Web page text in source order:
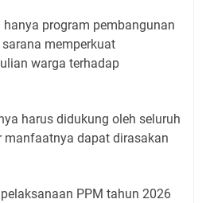
program pembangunan
memperkuat
warga terhadap
harus didukung oleh seluruh
manfaatnya dapat dirasakan
PPM tahun 2026